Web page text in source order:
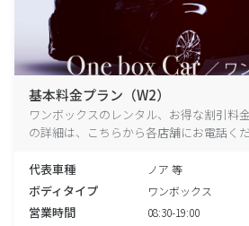
基本料金プラン（W2）
ワンボックスのレンタル、お得な割引料
の詳細は、こちらから各店舗にお電話くだ
代表車種 ノア 等
ボディタイプ ワンボックス
営業時間 08:30-19:00